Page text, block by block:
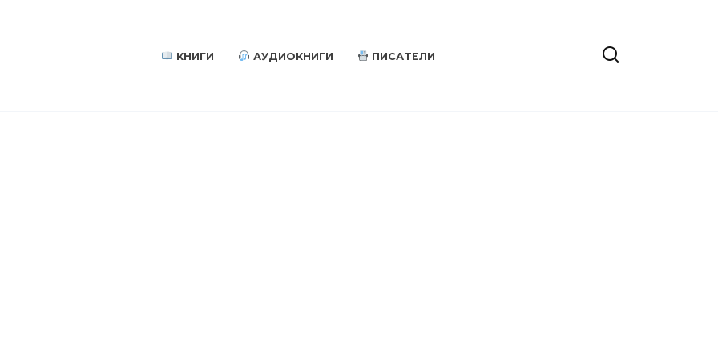
КНИГИ АУДИОКНИГИ ПИСАТЕЛИ